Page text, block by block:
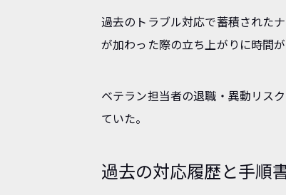
過去のトラブル対応で蓄積された
が加わった際の立ち上がりに時間
ベテラン担当者の退職・異動リス
ていた。
過去の対応履歴と手順